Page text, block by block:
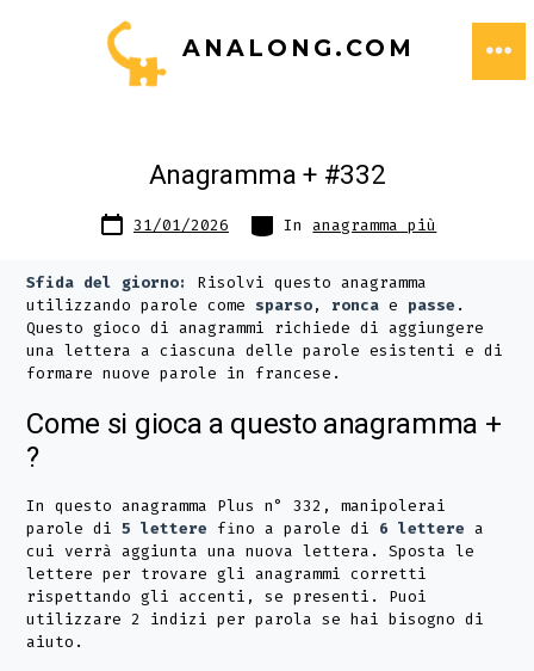
ANALONG.COM
Anagramma + #332
Data
articolo
31/01/2026 Categorie
In anagramma più
Sfida del giorno:
Risolvi questo anagramma
utilizzando parole comesparso, ronca e passe .
Questo gioco di anagrammi richiede di aggiungere
una lettera a ciascuna delle parole esistenti e di
formare nuove parole in francese.
Come si gioca a questo anagramma +
?
In questo anagramma Plus n° 332, manipolerai
parole di5 lettere fino a parole di 6 lettere a
cui verrà aggiunta una nuova lettera. Sposta le
lettere per trovare gli anagrammi corretti
rispettando gli accenti, se presenti. Puoi
utilizzare 2 indizi per parola se hai bisogno di
aiuto.